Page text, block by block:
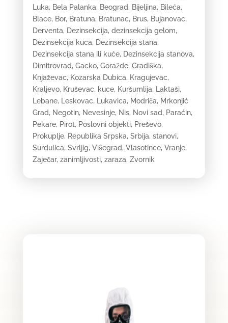
Luka, Bela Palanka, Beograd, Bijeljina, Bileća,
Blace, Bor, Bratuna, Bratunac, Brus, Bujanovac,
Derventa, Dezinsekcija, dezinsekcija gelom,
Dezinsekcija kuca, Dezinsekcija stana,
Dezinsekcija stana ili kuće, Dezinsekcija stanova,
Dimitrovrad, Gacko, Goražde, Gradiška,
Knjaževac, Kozarska Dubica, Kragujevac,
Kraljevo, Kruševac, kuce, Kuršumlija, Laktaši,
Lebane, Leskovac, Lukavica, Modriča, Mrkonjić
Grad, Negotin, Nevesinje, Nis, Novi sad, Paraćin,
Pekare, Pirot, Poslovni objekti, Preševo,
Prokuplje, Republika Srpska, Srbija, stanovi,
Surdulica, Svrljig, Višegrad, Vlasotince, Vranje,
Zaječar, zanimljivosti, zaraza, Zvornik